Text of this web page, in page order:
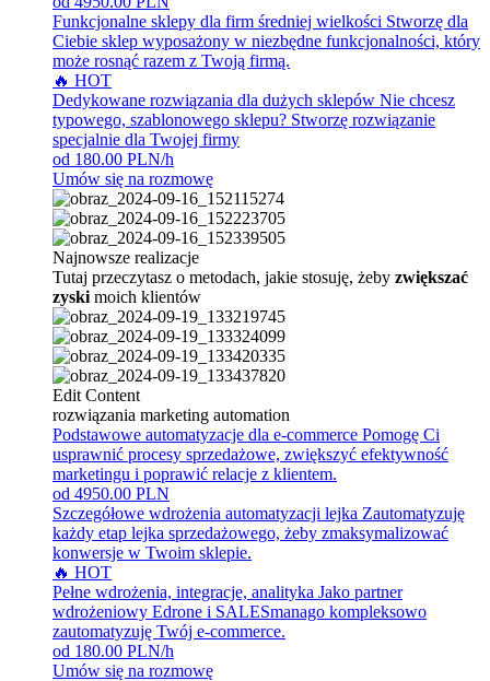
Funkcjonalne sklepy dla firm średniej wielkości Stworzę dla
Ciebie sklep wyposażony w niezbędne funkcjonalności, który
może rosnąć razem z Twoją firmą.
🔥 HOT
Dedykowane rozwiązania dla dużych sklepów Nie chcesz
typowego, szablonowego sklepu? Stworzę rozwiązanie
specjalnie dla Twojej firmy
od 180.00 PLN/h
Umów się na rozmowę
Najnowsze realizacje
Tutaj przeczytasz o metodach, jakie stosuję, żeby zwiększać
zyski moich klientów
Edit Content
rozwiązania marketing automation
Podstawowe automatyzacje dla e-commerce Pomogę Ci
usprawnić procesy sprzedażowe, zwiększyć efektywność
marketingu i poprawić relacje z klientem.
od 4950.00 PLN
Szczegółowe wdrożenia automatyzacji lejka Zautomatyzuję
każdy etap lejka sprzedażowego, żeby zmaksymalizować
konwersje w Twoim sklepie.
🔥 HOT
Pełne wdrożenia, integracje, analityka Jako partner
wdrożeniowy Edrone i SALESmanago kompleksowo
zautomatyzuję Twój e-commerce.
od 180.00 PLN/h
Umów się na rozmowę